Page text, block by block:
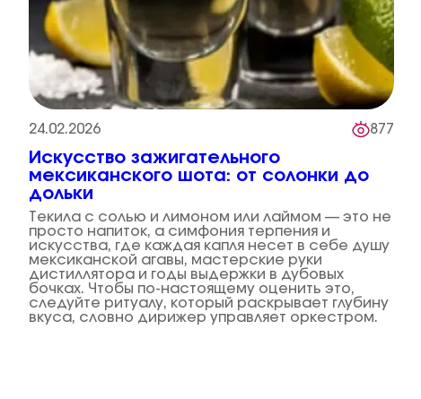
24.02.2026 877
Искусство зажигательного
мексиканского шота: от солонки до
дольки
Текила с солью и лимоном или лаймом — это не
просто напиток, а симфония терпения и
искусства, где каждая капля несет в себе душу
мексиканской агавы, мастерские руки
дистиллятора и годы выдержки в дубовых
бочках. Чтобы по-настоящему оценить это,
следуйте ритуалу, который раскрывает глубину
вкуса, словно дирижер управляет оркестром.